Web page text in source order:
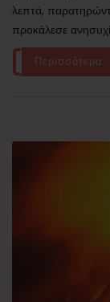
λεπτά,
προκάλεσε
Περισσότερα